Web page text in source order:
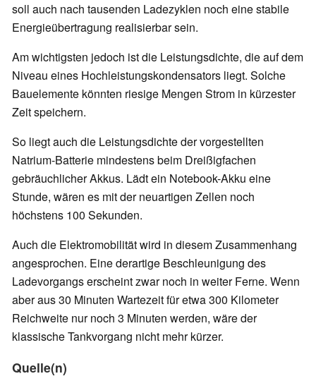
soll auch nach tausenden Ladezyklen noch eine stabile
Energieübertragung realisierbar sein.
Am wichtigsten jedoch ist die Leistungsdichte, die auf dem
Niveau eines Hochleistungskondensators liegt. Solche
Bauelemente könnten riesige Mengen Strom in kürzester
Zeit speichern.
So liegt auch die Leistungsdichte der vorgestellten
Natrium-Batterie mindestens beim Dreißigfachen
gebräuchlicher Akkus. Lädt ein Notebook-Akku eine
Stunde, wären es mit der neuartigen Zellen noch
höchstens 100 Sekunden.
Auch die Elektromobilität wird in diesem Zusammenhang
angesprochen. Eine derartige Beschleunigung des
Ladevorgangs erscheint zwar noch in weiter Ferne. Wenn
aber aus 30 Minuten Wartezeit für etwa 300 Kilometer
Reichweite nur noch 3 Minuten werden, wäre der
klassische Tankvorgang nicht mehr kürzer.
Quelle(n)